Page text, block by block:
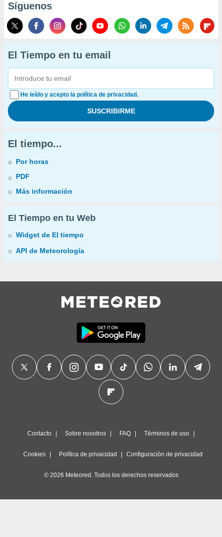
Síguenos
El Tiempo en tu email
He leído y acepto la política de privacidad.
El tiempo...
Por horas
PDF
Más información
El Tiempo en tu Web
Widget de El tiempo
API de Meteorología
Contacto Sobre nosotros FAQ Términos de uso
Cookies Política de privacidad Configuración de privacidad
© 2026 Meteored. Todos los derechos reservados